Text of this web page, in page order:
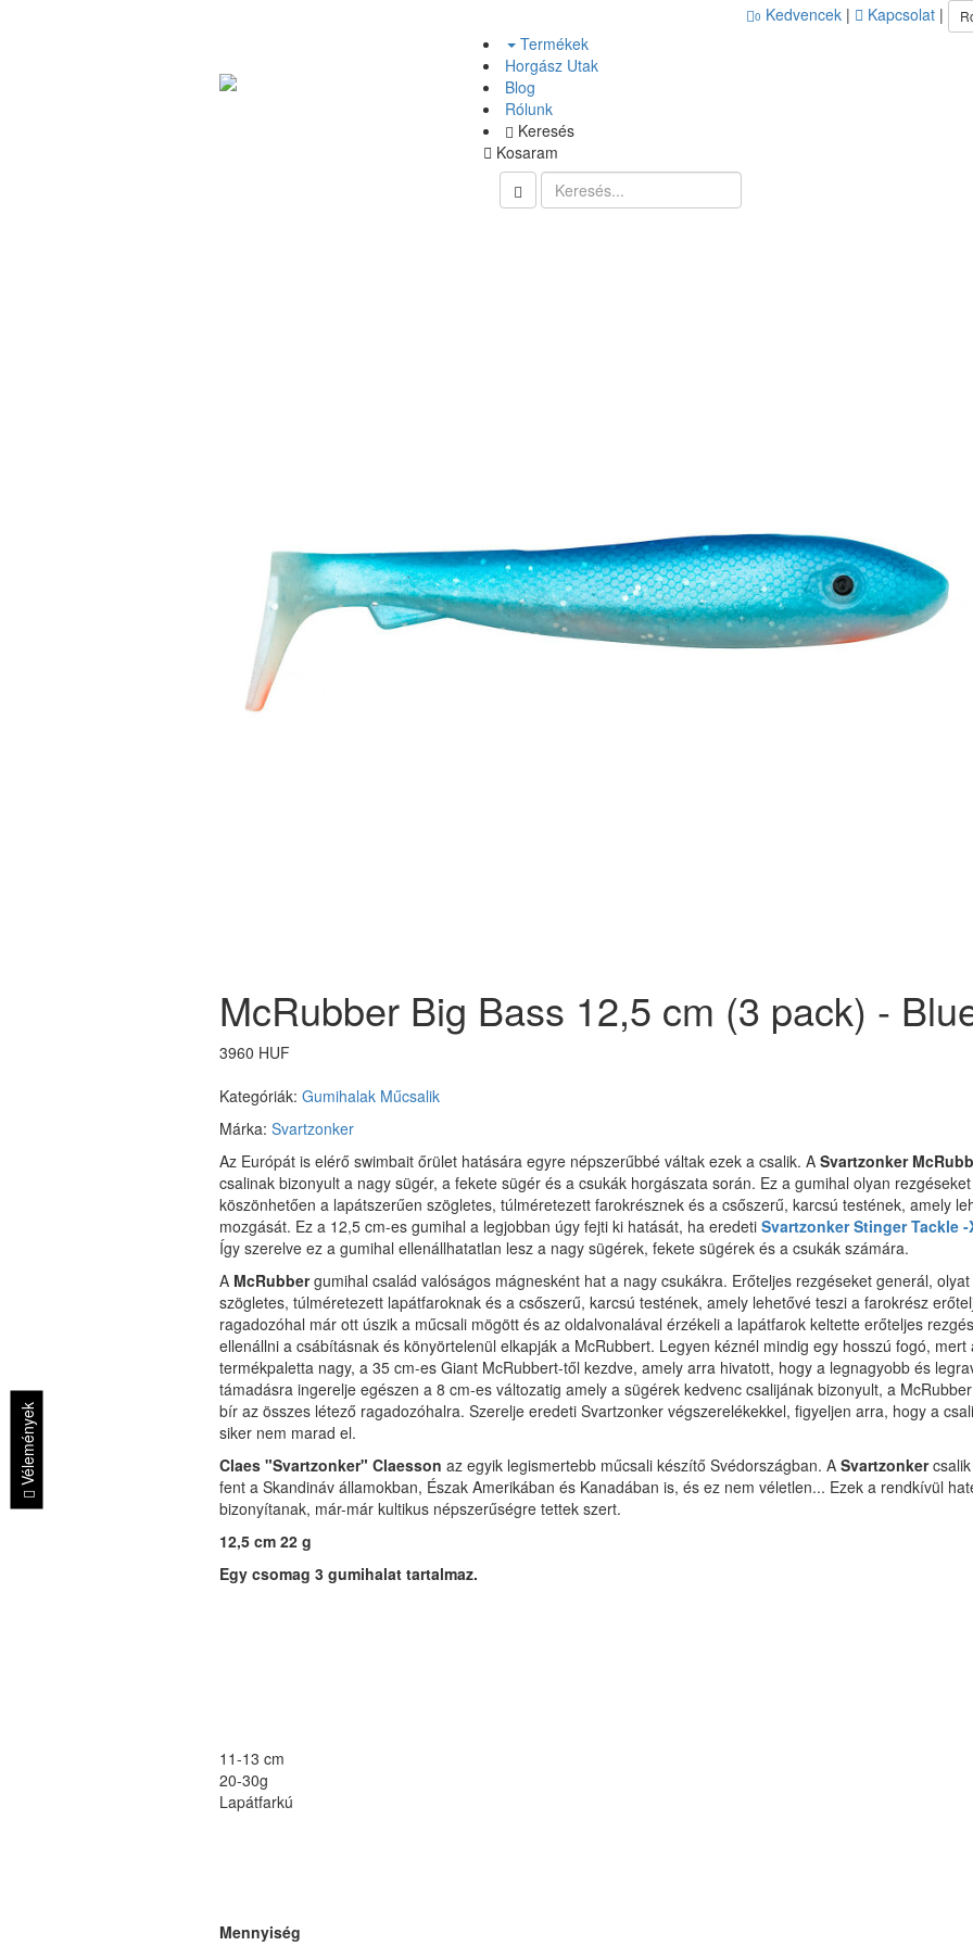
0 Kedvencek | Kapcsolat |
Termékek
Horgász Utak
Blog
Rólunk
Keresés
Kosaram
McRubber Big Bass 12,5 cm (3 pack) -
3960 HUF
Kategóriák: Gumihalak Műcsalik
Márka: Svartzonker
Az Európát is elérő swimbait őrület hatására egyre népszerűbbé váltak ezek a csalik. A Svartzonker
csalinak bizonyult a nagy sügér, a fekete sügér és a csukák horgászata során. Ez a gumihal olyan
köszönhetően a lapátszerűen szögletes, túlméretezett farokrésznek és a csőszerű, karcsú testének, amely
mozgását. Ez a 12,5 cm-es gumihal a legjobban úgy fejti ki hatását, ha eredeti Svartzonker Stinger Tackle -
Így szerelve ez a gumihal ellenállhatatlan lesz a nagy sügérek, fekete sügérek és a csukák számára.
A McRubbergumihal család valóságos mágnesként hat a nagy csukákra. Erőteljes rezgéseket generál,
szögletes, túlméretezett lapátfaroknak és a csőszerű, karcsú testének, amely lehetővé teszi a farokrész
ragadozóhal már ott úszik a műcsali mögött és az oldalvonalával érzékeli a lapátfarok keltette erőteljes
ellenállni a csábításnak és könyörtelenül elkapják a McRubbert. Legyen kéznél mindig egy hosszú fogó,
termékpaletta nagy, a 35 cm-es Giant McRubbert-től kezdve, amely arra hivatott, hogy a legnagyobb és
támadásra ingerelje egészen a 8 cm-es változatig amely a sügérek kedvenc csalijának bizonyult, a
bír az összes létező ragadozóhalra. Szerelje eredeti Svartzonker végszerelékekkel, figyeljen arra, hogy a
siker nem marad el.
Claes "Svartzonker" Claesson az egyik legismertebb műcsali készítő Svédországban. A Svartzonkercsalik
fent a Skandináv államokban, Észak Amerikában és Kanadában is, és ez nem véletlen... Ezek a rendkívül
bizonyítanak, már-már kultikus népszerűségre tettek szert.
12,5 cm 22 g
Egy csomag 3 gumihalat tartalmaz.
11-13 cm
20-30g
Lapátfarkú
Mennyiség
Vélemények